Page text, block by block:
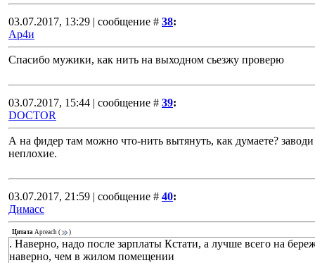
03.07.2017, 13:29 | сообщение # 38:
Ар4и
Спасибо мужики, как нить на выходном сьезжу проверю
03.07.2017, 15:44 | сообщение # 39:
DOCTOR
А на фидер там можно что-нить вытянуть, как думаете? заводи
неплохие.
03.07.2017, 21:59 | сообщение # 40:
Димасс
Цитата Apreach ( )
. Наверно, надо после зарплаты Кстати, а лучше всего на
наверно, чем в жилом помещении